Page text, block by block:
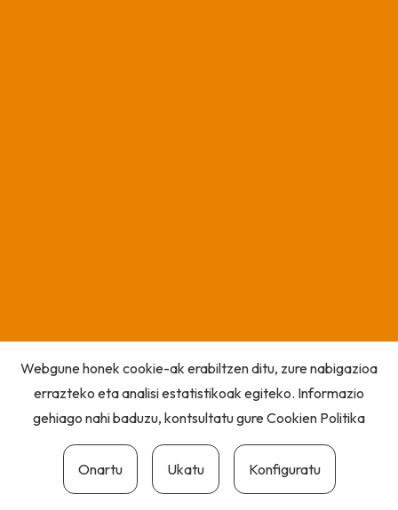
Webgune honek cookie-ak erabiltzen ditu, zure nabigazioa
errazteko eta analisi estatistikoak egiteko. Informazio
gehiago nahi baduzu, kontsultatu gureCookien Politika
Onartu Ukatu Konfiguratu